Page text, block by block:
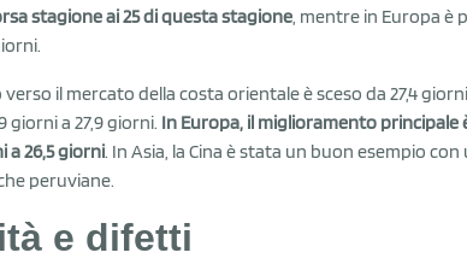
stagione ai 25 di questa stagione, mentre in Europa è
il mercato della costa orientale è sceso da 27,4 giorni
giorni a 27,9 giorni. In Europa, il miglioramento
a 26,5 giorni. In Asia, la Cina è stata un buon esempio
peruviane.
e difetti